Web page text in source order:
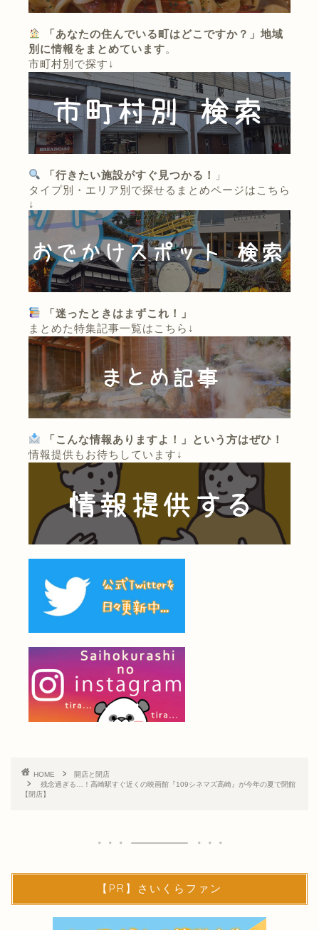
「あなたの住んでいる町はどこですか？」地域
別に情報をまとめています。
市町村別で探す↓
「行きたい施設がすぐ見つかる！
」
タイプ別・エリア別で探せるまとめページはこちら
↓
「迷ったときはまずこれ！」
まとめた特集記事一覧はこちら↓
「こんな情報ありますよ！」という方はぜひ！
情報提供もお待ちしています↓
HOME
開店と閉店
残念過ぎる…！高崎駅すぐ近くの映画館『109シネマズ高崎』が今年の夏で閉館
【閉店】
【PR】さいくらファン